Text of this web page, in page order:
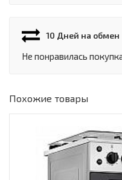
10 Дней на обмен
Не понравилась
Похожие товары